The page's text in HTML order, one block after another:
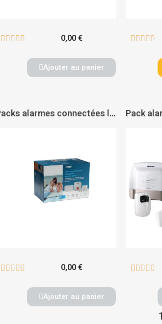
     0,00 €
Ajouter au panier
    
Packs alarmes connectées logisty Alma - HAGER
     0,00 €
Ajouter au panier
    
1